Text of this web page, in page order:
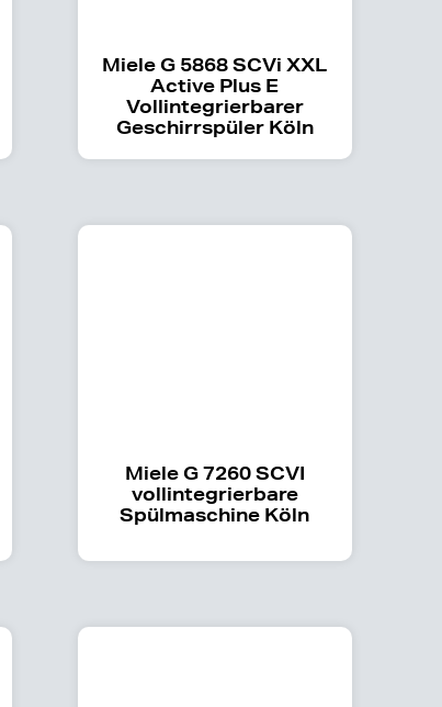
Miele G 5868 SCVi XXL
Active Plus E
Vollintegrierbarer
Geschirrspüler Köln
Miele G 7260 SCVI
vollintegrierbare
Spülmaschine Köln